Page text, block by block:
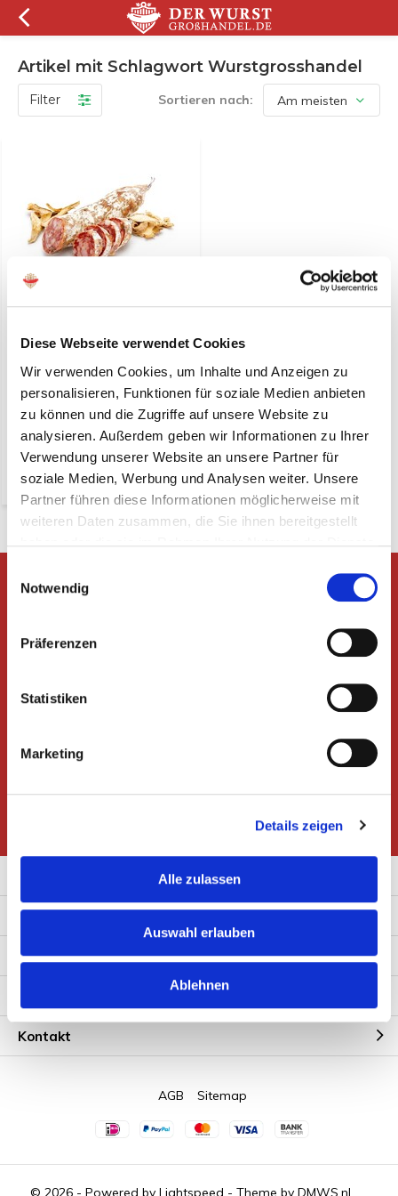
Diese Webseite verwendet Cookies
Wir verwenden Cookies, um Inhalte und Anzeigen zu
personalisieren, Funktionen für soziale Medien anbieten
zu können und die Zugriffe auf unsere Website zu
analysieren. Außerdem geben wir Informationen zu Ihrer
Verwendung unserer Website an unsere Partner für
soziale Medien, Werbung und Analysen weiter. Unsere
Partner führen diese Informationen möglicherweise mit
weiteren Daten zusammen, die Sie ihnen bereitgestellt
Notwendig
Präferenzen
Statistiken
Marketing
Details zeigen
Alle zulassen
Auswahl erlauben
Ablehnen
Artikel mit Schlagwort Wurstgrosshandel
Filter Sortieren nach:
Steinpilzen
€ 14,75*
(15,78 Inkl. MwSt.)
* exkl. MwSt. zzgl.
Versandkosten
- +
Gibt es Fragen oder möchten Sie
info@derwurstgrosshandel.de
Aktionen
Abonnieren
Kundendienst
Mein Konto
Kontakt
© 2026 - Powered by Lightspeed - Theme by DMWS.nl
AGB Sitemap